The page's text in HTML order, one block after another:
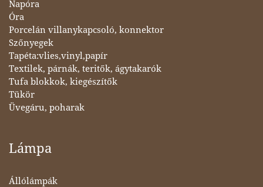
Napóra
Óra
Porcelán villanykapcsoló, konnektor
Szőnyegek
Tapéta:vlies,vinyl,papír
Textilek, párnák, teritők, ágytakarók
Tufa blokkok, kiegészítők
Tükör
Üvegáru, poharak
Lámpa
Állólámpák